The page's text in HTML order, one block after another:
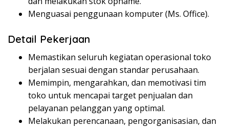
Menguasai penggunaan komputer (Ms. Office).
Detail Pekerjaan
Memastikan seluruh kegiatan operasional toko
berjalan sesuai dengan standar perusahaan.
Memimpin, mengarahkan, dan memotivasi tim
toko untuk mencapai target penjualan dan
pelayanan pelanggan yang optimal.
Melakukan perencanaan, pengorganisasian, dan